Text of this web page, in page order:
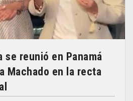
se reunió en Panamá
Machado en la recta